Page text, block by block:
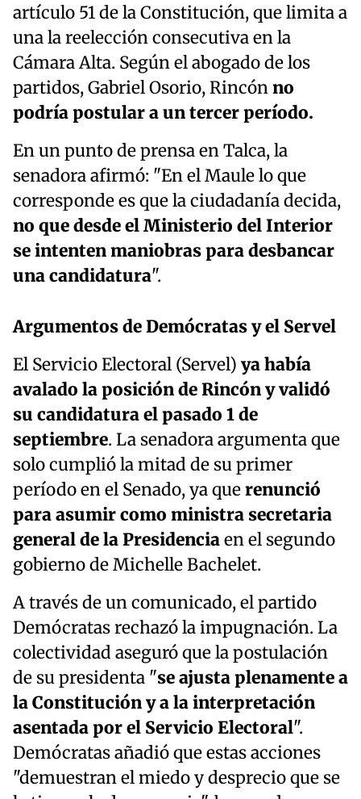
artículo 51 de la Constitución, que limita a
una la reelección consecutiva en la
Cámara Alta. Según el abogado de los
partidos, Gabriel Osorio, Rincónno
podría postular a un tercer período.
En un punto de prensa en Talca, la
senadora afirmó: "En el Maule lo que
corresponde es que la ciudadanía decida,
no que desde el Ministerio del Interior
se intenten maniobras para desbancar
una candidatura".
Argumentos de Demócratas y el Servel
El Servicio Electoral (Servel) ya había
avalado la posición de Rincón y validó
su candidatura el pasado 1 de
septiembre. La senadora argumenta que
solo cumplió la mitad de su primer
período en el Senado, ya querenunció
para asumir como ministra secretaria
general de la Presidenciaen el segundo
gobierno de Michelle Bachelet.
A través de un comunicado, el partido
Demócratas rechazó la impugnación. La
colectividad aseguró que la postulación
de su presidenta "se ajusta plenamente a
la Constitución y a la interpretación
asentada por el Servicio Electoral".
Demócratas añadió que estas acciones
"demuestran el miedo y desprecio que se